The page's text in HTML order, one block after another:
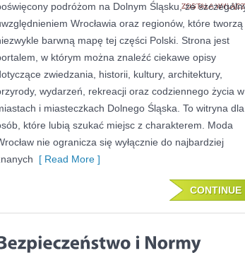
ZOSTAŁA
podróżom na Dolnym Śląsku, ze
Wrocławia oraz regionów, które tworzą
barwną mapę tej części Polski. Strona jest
w którym można znaleźć ciekawe opisy
zwiedzania, historii, kultury, architektury,
wydarzeń, rekreacji oraz codziennego życia w
i miasteczkach Dolnego Śląska. To witryna dla
które lubią szukać miejsc z charakterem. Moda
nie ogranicza się wyłącznie do najbardziej
[ Read More ]
CONTINUE